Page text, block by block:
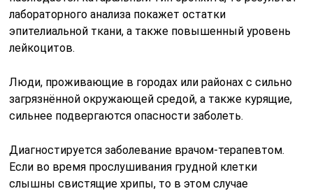
лабораторного анализа покажет остатки
эпителиальной ткани, а также повышенный уровень
лейкоцитов.
Люди, проживающие в городах или районах с сильно
загрязнённой окружающей средой, а также курящие,
сильнее подвергаются опасности заболеть.
Диагностируется заболевание врачом-терапевтом.
Если во время прослушивания грудной клетки
слышны свистящие хрипы, то в этом случае